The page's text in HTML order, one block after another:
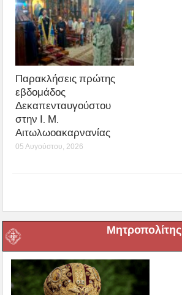
Παρακλήσεις πρώτης
εβδομάδος
Δεκαπενταυγούστου
στην Ι. Μ.
Αιτωλωοακαρνανίας
05 Αυγούστου, 2026
Μητροπολίτης